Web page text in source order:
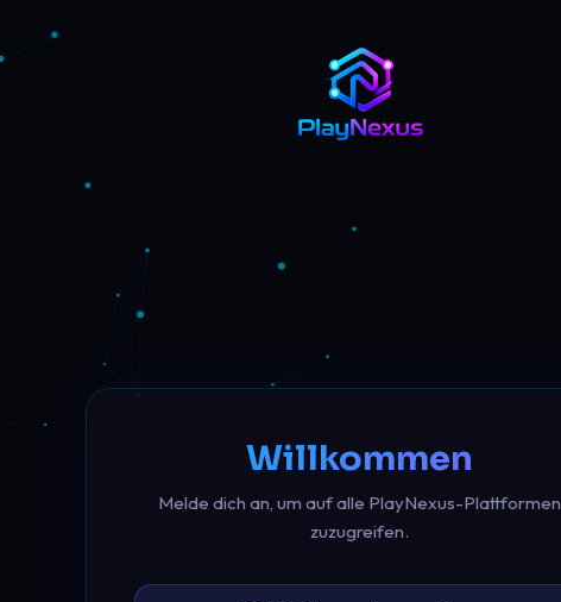
Willkommen
Melde dich an, um auf alle PlayNexus-Plattformen
zuzugreifen.